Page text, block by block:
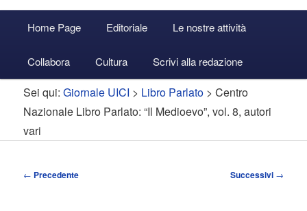
principale
Vai
al
contenuto
principale
Vai
al
contenuto
secondario
Accedi
Home Page Editoriale Le nostre attività
Collabora Cultura Scrivi alla redazione
Sei qui:Giornale UICI > Libro Parlato > Centro
Nazionale Libro Parlato: “Il Medioevo”, vol. 8, autori
vari
Navigazione
← Precedente Successivi →